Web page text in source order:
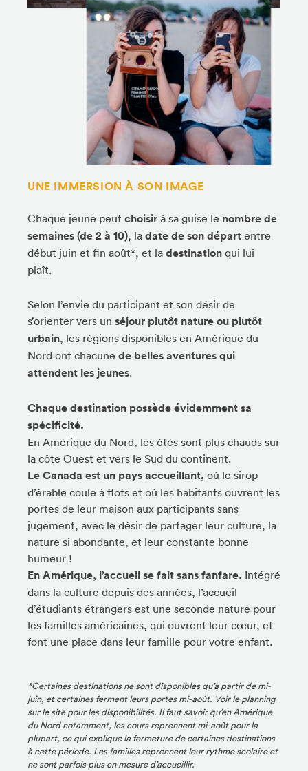
UNE IMMERSION À SON IMAGE
Chaque jeune peut choisir à sa guise le nombre de
semaines (de 2 à 10), la date de son départ entre
début juin et fin août*, et la destination qui lui
plaît.
Selon l’envie du participant et son désir de
s’orienter vers un séjour plutôt nature ou plutôt
urbain, les régions disponibles en Amérique du
Nord ont chacune de belles aventures qui
attendent les jeunes.
Chaque destination possède évidemment sa
spécificité.
En Amérique du Nord, les étés sont plus chauds sur
la côte Ouest et vers le Sud du continent.
Le Canada est un pays accueillant, où le sirop
d’érable coule à flots et où les habitants ouvrent les
portes de leur maison aux participants sans
jugement, avec le désir de partager leur culture, la
nature si abondante, et leur constante bonne
humeur !
En Amérique, l’accueil se fait sans fanfare. Intégré
dans la culture depuis des années, l’accueil
d’étudiants étrangers est une seconde nature pour
les familles américaines, qui ouvrent leur cœur, et
font une place dans leur famille pour votre enfant.
*Certaines destinations ne sont disponibles qu’à partir de mi-
juin, et certaines ferment leurs portes mi-août. Voir le planning
sur le site pour les disponibilités. Il faut savoir qu’en Amérique
du Nord notamment, les cours reprennent mi-août pour la
plupart, ce qui explique la fermeture de certaines destinations
à cette période. Les familles reprennent leur rythme scolaire et
ne sont parfois plus en mesure d’accueillir.